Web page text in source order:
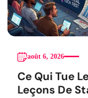
août 6, 2026
Ce Qui Tue
Leçons De